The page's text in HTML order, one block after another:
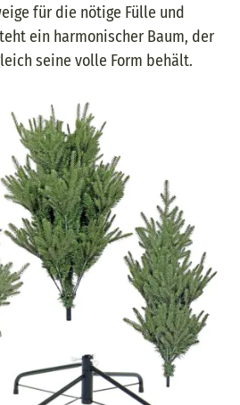
für die nötige Fülle und
ein harmonischer Baum, der
seine volle Form behält.